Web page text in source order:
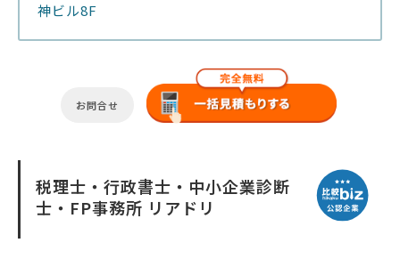
神ビル8F
お問合せ
税理士・行政書士・中小企業診断
士・FP事務所 リアドリ